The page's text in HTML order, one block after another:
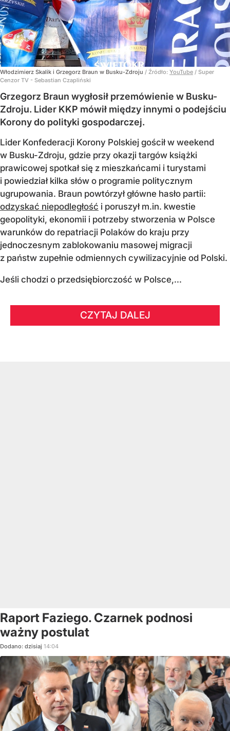
Włodzimierz Skalik i Grzegorz Braun w Busku-Zdroju / Źródło: YouTube / Super
Cenzor TV - Sebastian Czapliński
Grzegorz Braun wygłosił przemówienie w Busku-
Zdroju. Lider KKP mówił między innymi o podejściu
Korony do polityki gospodarczej.
Lider Konfederacji Korony Polskiej gościł w weekend
w Busku-Zdroju, gdzie przy okazji targów książki
prawicowej spotkał się z mieszkańcami i turystami
i powiedział kilka słów o programie politycznym
ugrupowania. Braun powtórzył główne hasło partii:
odzyskać niepodległość i poruszył m.in. kwestie
geopolityki, ekonomii i potrzeby stworzenia w Polsce
warunków do repatriacji Polaków do kraju przy
jednoczesnym zablokowaniu masowej migracji
z państw zupełnie odmiennych cywilizacyjnie od Polski.
Jeśli chodzi o przedsiębiorczość w Polsce,...
CZYTAJ DALEJ
Raport Faziego. Czarnek podnosi
ważny postulat
Dodano: dzisiaj 14:04